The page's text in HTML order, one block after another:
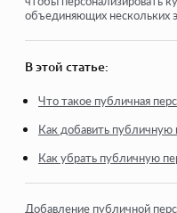
Защита Ваших
Как изменить статус
Как создать задание с
объединяющих нескольких
В этой статье:
Что такое публичная
Как добавить публичную
Как убрать публичную
Добавление публичной